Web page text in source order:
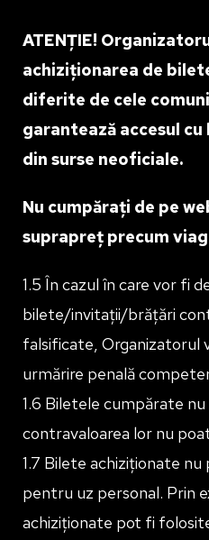
ATENȚIE!
achiziționarea de
diferite de cele
garantează accesul
din surse neoficiale.
Nu cumpărați de pe
suprapreț precum
1.5 În cazul în care vor fi
bilete/invitații/brățări
falsificate, Organizatorul
urmărire penală
1.6 Biletele cumpărate
contravaloarea lor nu
1.7 Bilete achiziționate
pentru uz personal. Prin
achiziționate pot fi